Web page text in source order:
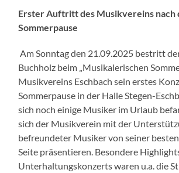
Erster Auftritt des Musikvereins nach
Sommerpause
Am Sonntag den 21.09.2025 bestritt
Buchholz beim „Musikalerischen
Musikvereins Eschbach sein erstes
Sommerpause in der Halle Stegen-
sich noch einige Musiker im Urlaub
sich der Musikverein mit der
befreundeter Musiker von seiner
Seite präsentieren. Besondere
Unterhaltungskonzerts waren u.a. die